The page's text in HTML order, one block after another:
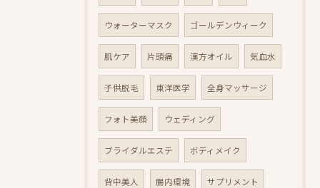
ウォーターマスク ゴールデンウィーク
肌ケア 片頭痛 漢方オイル 気血水
子供脱毛 東洋医学 全身マッサージ
フォト美顔 ウェディング
ブライダルエステ ボディメイク
背中美人 腸内環境 サプリメント